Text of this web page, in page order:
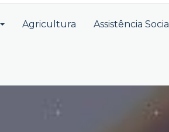
Agricultura Assistência Social